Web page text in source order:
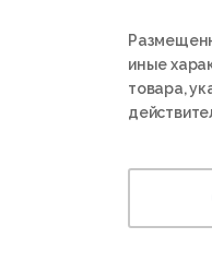
иные
товара,